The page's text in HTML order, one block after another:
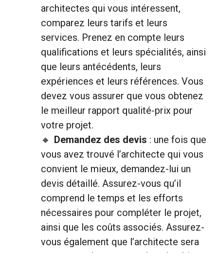
architectes qui vous intéressent,
comparez leurs tarifs et leurs
services. Prenez en compte leurs
qualifications et leurs spécialités, ainsi
que leurs antécédents, leurs
expériences et leurs références. Vous
devez vous assurer que vous obtenez
le meilleur rapport qualité-prix pour
votre projet.
Demandez des devis : une fois que
vous avez trouvé l’architecte qui vous
convient le mieux, demandez-lui un
devis détaillé. Assurez-vous qu’il
comprend le temps et les efforts
nécessaires pour compléter le projet,
ainsi que les coûts associés. Assurez-
vous également que l’architecte sera